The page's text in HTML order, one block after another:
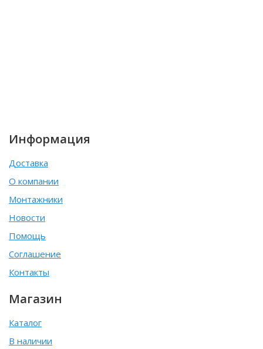
Информация
Доставка
О компании
Монтажники
Новости
Помощь
Соглашение
Контакты
Магазин
Каталог
В наличии